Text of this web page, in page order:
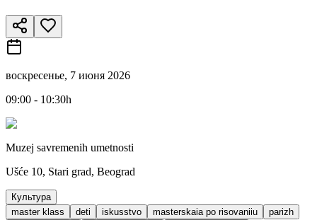
воскресенье, 7 июня 2026
09:00 - 10:30h
Muzej savremenih umetnosti
Ušće 10, Stari grad, Beograd
Культура
master klass
deti iskusstvo masterskaia po risovaniiu
parizh